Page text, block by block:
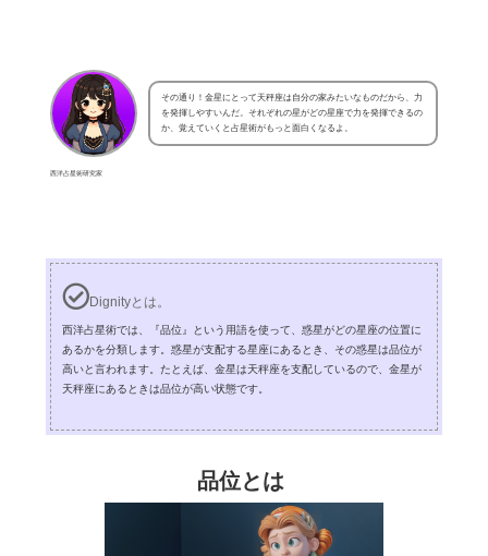
西洋占星術研究家
その通り！金星にとって天秤座は自分の家みたいなものだから、力
を発揮しやすいんだ。それぞれの星がどの星座で力を発揮できるの
か、覚えていくと占星術がもっと面白くなるよ。
Dignityとは。
西洋占星術では、『品位』という用語を使って、惑星がどの星座の位置に
あるかを分類します。惑星が支配する星座にあるとき、その惑星は品位が
高いと言われます。たとえば、金星は天秤座を支配しているので、金星が
天秤座にあるときは品位が高い状態です。
品位とは